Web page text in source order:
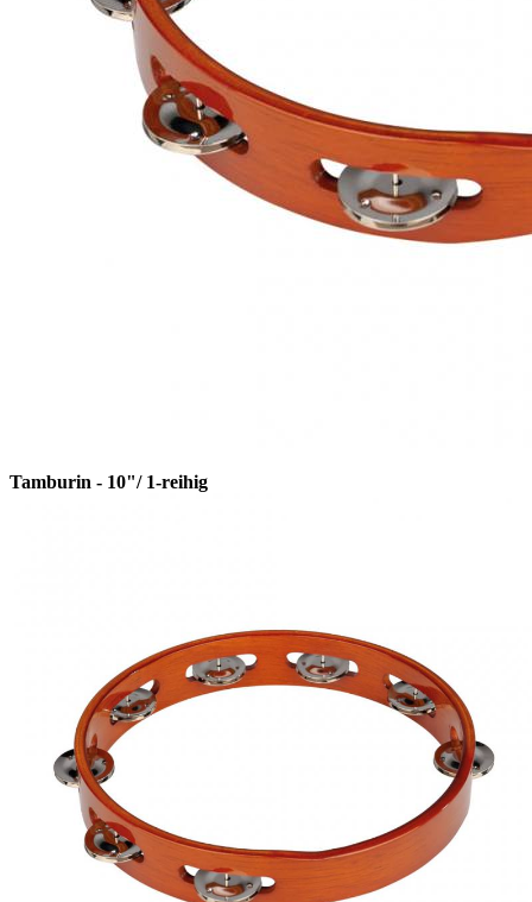
Tamburin - 10"/ 1-reihig